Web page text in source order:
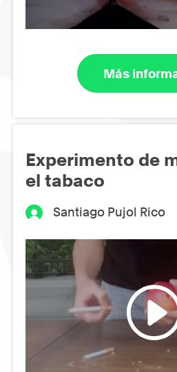
Más
Experimento de
el tabaco
Santiago Pujol Rico